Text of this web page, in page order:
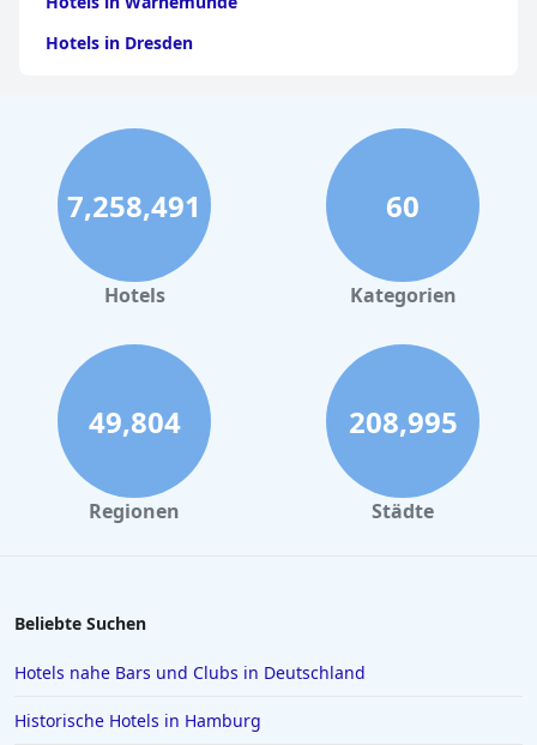
Hotels in Dresden
Hotels in Stuttgart
Hotels in Leipzig
Hotels in Bamberg
Hotels in Nürnberg
Hotels in Büsum
Hotels in Tannheim
Hotels in Bozen
Hotels in Salzburg
Hotels in Erfurt
Hotels in Kiel
7,258,491
Hotels
60
Kategorien
49,804
Regionen
208,995
Städte
Beliebte Suchen
Hotels nahe Bars und Clubs in Deutschland
Historische Hotels in Hamburg